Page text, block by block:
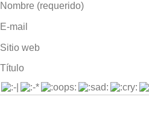
Nombre (requerido)
E-mail
Sitio web
Título